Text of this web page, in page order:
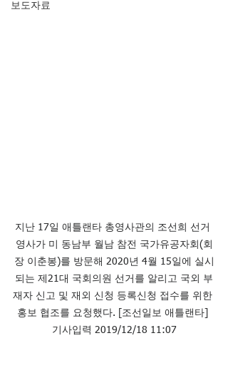
보도자료
지난 17일 애틀랜타 총영사관의 조선희 선거
영사가 미 동남부 월남 참전 국가유공자회(회
장 이춘봉)를 방문해 2020년 4월 15일에 실시
되는 제21대 국회의원 선거를 알리고 국외 부
재자 신고 및 재외 신청 등록신청 접수를 위한
홍보 협조를 요청했다. [조선일보 애틀랜타]
기사입력 2019/12/18 11:07